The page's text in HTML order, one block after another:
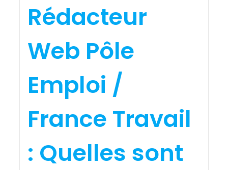
Rédacteur
Web Pôle
Emploi /
France Travail
: Quelles sont